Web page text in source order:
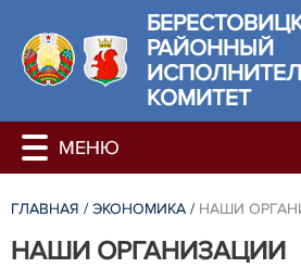
РАЙОННЫЙ
КОМИТЕТ
ГЛАВНАЯ / ЭКОНОМИКА / НАШИ
НАШИ ОРГАНИЗАЦИИ